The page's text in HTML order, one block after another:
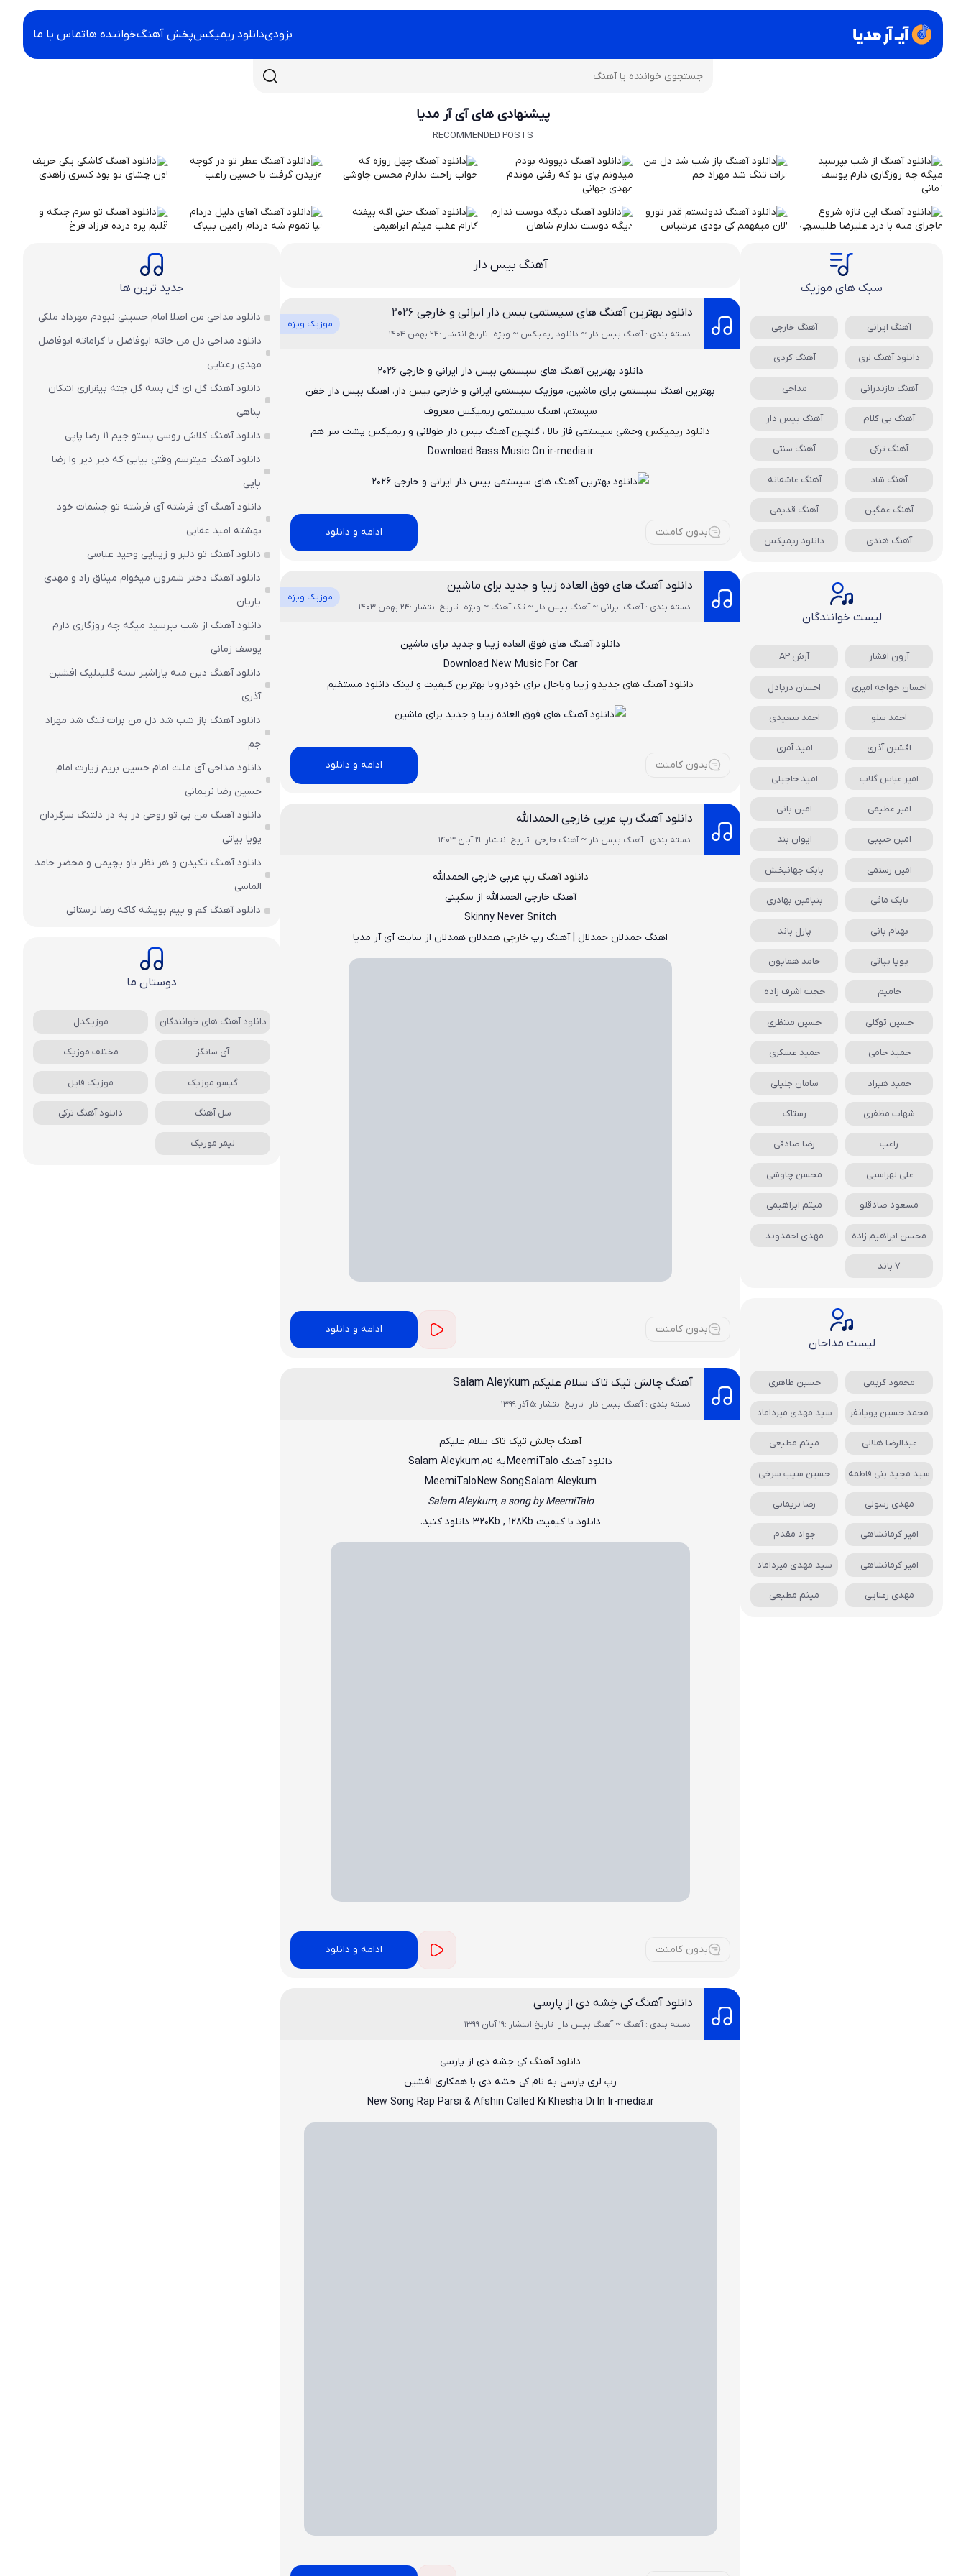
بزودیدانلود ریمیکسپخش آهنگخواننده هاتماس با ما
پیشنهادی های آی آر مدیا
RECOMMENDED POSTS
آهنگ بیس دار
دانلود بهترین آهنگ های سیستمی بیس دار ایرانی و خارجی 2026
موزیک ویژه
دسته بندی : آهنگ بیس دار ~ دانلود ریمیکس ~ ویژه تاریخ انتشار :24 بهمن 1404
دانلود بهترین آهنگ های سیستمی بیس دار ایرانی و خارجی 2026
بهترین اهنگ سیستمی برای ماشین، موزیک سیستمی ایرانی و خارجی بیس دار، اهنگ بیس دار خفن
سیستم، اهنگ سیستمی ریمیکس معروف
دانلود ریمیکس وحشی سیستمی فاز بالا ، گلچین آهنگ بیس دار طولانی و ریمیکس پشت سر هم
Download Bass Music On ir-media.ir
بدون کامنت ادامه و دانلود
دانلود آهنگ های فوق العاده زیبا و جدید برای ماشین
موزیک ویژه
دسته بندی : آهنگ ایرانی ~ آهنگ بیس دار ~ تک آهنگ ~ ویژه تاریخ انتشار :24 بهمن 1403
دانلود آهنگ های فوق العاده زیبا و جدید برای ماشین
Download New MusicFor Car
دانلود آهنگ های جدیدو زیبا و باحال برای خودروبا بهترین کیفیت و لینک دانلود مستقیم
بدون کامنت ادامه و دانلود
دانلود آهنگ رپ عربی خارجی الحمدالله
دسته بندی : آهنگ بیس دار ~ آهنگ خارجی تاریخ انتشار :19 آبان 1403
دانلود آهنگ رپ عربی خارجی الحمدالله
آهنگ خارجی الحمدالله از سکینی
Skinny Never Snitch
اهنگ حمدلان حمدلال | آهنگ رپ خارجیهمدلان همدلان از سایت آی آر مدیا
بدون کامنت ادامه و دانلود
آهنگ چالش تیک تاک سلام علیکم Salam Aleykum
دسته بندی : آهنگ بیس دار تاریخ انتشار :5 آذر 1399
آهنگ چالش تیک تاکسلام علیکم
دانلود آهنگ MeemiTaloبه نامSalam Aleykum
MeemiTaloNew SongSalam Aleykum
Salam Aleykum, a song by MeemiTalo
دانلود با کیفیت ۳۲۰Kb , 128Kb دانلود کنید.
بدون کامنت ادامه و دانلود
دانلود آهنگ کی خِشه دی از پارسی
دسته بندی : آهنگ ~ آهنگ بیس دار تاریخ انتشار :19 آبان 1399
دانلود آهنگ کی خِشه دی از پارسی
رپ لری پارسیبه نام کی خشه دی با همکاری افشین
New Song Rap Parsi & Afshin Called Ki Khesha Di In Ir-media.ir
سبک های موزیک
آهنگ ایرانی آهنگ خارجی
دانلود آهنگ لری آهنگ کردی
آهنگ مازندرانی مداحی
آهنگ بی کلام آهنگ بیس دار
آهنگ ترکی آهنگ سنتی
آهنگ شاد آهنگ عاشقانه
آهنگ غمگین آهنگ قدیمی
آهنگ هندی دانلود ریمیکس
لیست خوانندگان
آرون افشار آرش AP
احسان خواجه امیری احسان دریادل
احمد سلو احمد سعیدی
افشین آذری امید آمری
امیر عباس گلاب امید حاجیلی
امیر عظیمی امین بانی
امین حبیبی ایوان بند
امین رستمی بابک جهانبخش
بابک مافی بنیامین بهادری
بهنام بانی پازل باند
پویا بیاتی حامد همایون
حامیم حجت اشرف زاده
حسین توکلی حسین منتظری
حمید حامی حمید عسکری
حمید هیراد سامان جلیلی
شهاب مظفری رستاک
راغب رضا صادقی
علی لهراسبی محسن چاوشی
مسعود صادقلو میثم ابراهیمی
محسن ابراهیم زاده مهدی احمدوند
7 باند
لیست مداحان
محمود کریمی حسین طاهری
محمد حسین پویانفر سید مهدی میرداماد
عبدالرضا هلالی میثم مطیعی
سید مجید بنی فاطمه حسین سیب سرخی
مهدی رسولی رضا نریمانی
امیر کرمانشاهی جواد مقدم
امیر کرمانشاهی سید مهدی میرداماد
مهدی رعنایی میثم مطیعی
جدید ترین ها
دانلود مداحی من اصلا امام حسینی نبودم مهرداد ملکی
دانلود مداحی دل من جاته ابوفاضل با کراماته ابوفاضل
مهدی رعنایی
دانلود آهنگ گل ای گل بسه گل چته بیقراری اشکان
پناهی
دانلود آهنگ کلاش روسی پستو جیم ۱۱ رضا پاپی
دانلود آهنگ میترسم وقتی بیایی که دیر دیر وا رضا
پاپی
دانلود آهنگ آی فرشته آی فرشته تو چشمات خود
بهشته امید عقابی
دانلود آهنگ تو دلبر و زیبایی وحید عباسی
دانلود آهنگ دختر شمرون میخوام میثاق راد و مهدی
یاریان
دانلود آهنگ از شب بپرسید میگه چه روزگاری دارم
یوسف زمانی
دانلود آهنگ دین منه یاراشیر سنه گلینلیک افشین
آذری
دانلود آهنگ باز شب شد دل من برات تنگ شد مهراد
جم
دانلود مداحی آی ملت امام حسین بریم زیارت امام
حسین رضا نریمانی
دانلود آهنگ من بی تو روحی در به در دلتنگ سرگردان
پویا بیاتی
دانلود آهنگ تکیدن و هر نظر باو بچیمن و محضر حامد
الماسی
دانلود آهنگ کم و پیم بویشه کاکه رضا لرستانی
دوستان ما
دانلود آهنگ های خوانندگان موزیکدل
آی سانگز مختلف موزیک
گیسو موزیک موزیک فایل
سل آهنگ دانلود آهنگ ترکی
لیمر موزیک